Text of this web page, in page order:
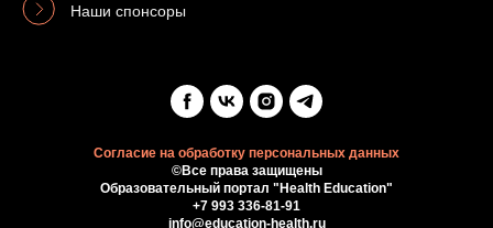
Наши спонсоры
Согласие на обработку персональных данных
©Все права защищены
Образовательный портал "Health Education"
+7 993 336-81-91
info@education-health.ru